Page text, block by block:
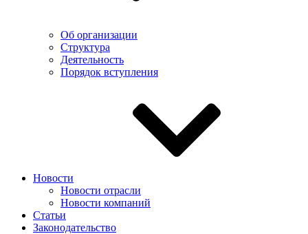
Об организации
Структура
Деятельность
Порядок вступления
Новости
Новости отрасли
Новости компаний
Статьи
Законодательство